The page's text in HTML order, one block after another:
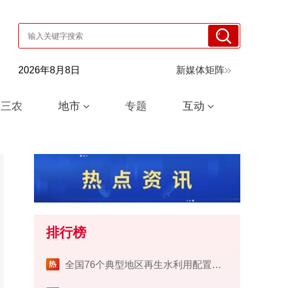
2026年8月8日 新媒体矩阵
三农 地市 专题 互动
排行榜
​全国76个典型地区再生水利用配置试点工作完成